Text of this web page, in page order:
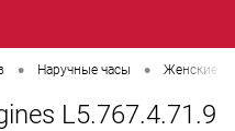
• Наручные часы • Женские
L5.767.4.71.9